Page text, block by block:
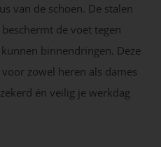
van de schoen. De stalen
de voet tegen
binnendringen. Deze
zowel heren als dames
én veilig je werkdag